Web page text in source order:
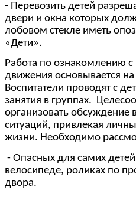
- Перевозить детей
двери и окна которых
лобовом стекле иметь
«Дети».
Работа по ознакомлению
движения основывается
Воспитатели проводят с
занятия в группах.
организовать
ситуаций, привлекая
жизни. Необходимо
- Опасных для самих
велосипеде, роликах по
двора.